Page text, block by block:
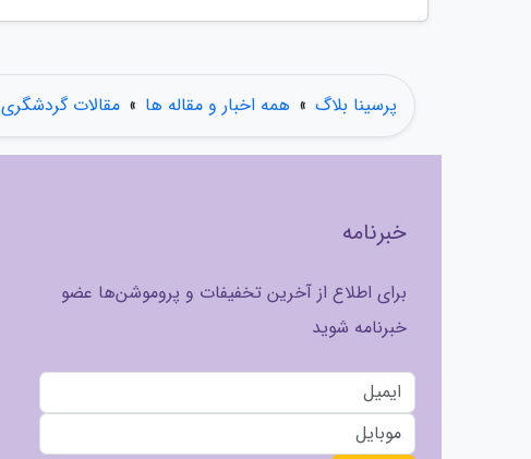
پرسینا بلاگ » همه اخبار و مقاله ها » مقالات گردشگری
خبرنامه
برای اطلاع از آخرین تخفیفات و پروموشن‌ها عضو
خبرنامه شوید